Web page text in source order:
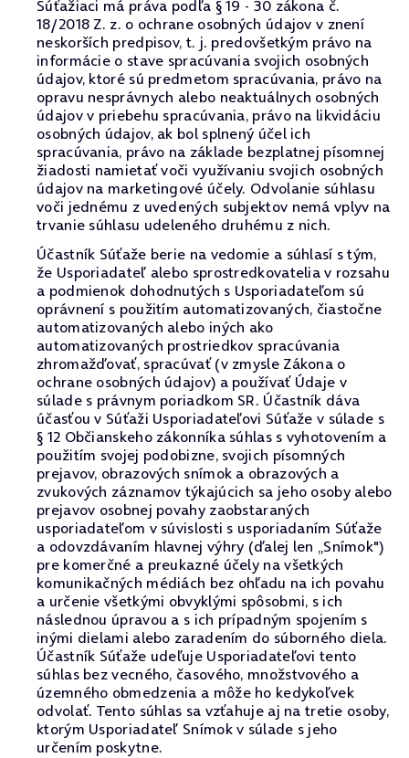
Súťažiaci má práva podľa § 19 - 30 zákona č.
18/2018 Z. z. o ochrane osobných údajov v znení
neskorších predpisov, t. j. predovšetkým právo na
informácie o stave spracúvania svojich osobných
údajov, ktoré sú predmetom spracúvania, právo na
opravu nesprávnych alebo neaktuálnych osobných
údajov v priebehu spracúvania, právo na likvidáciu
osobných údajov, ak bol splnený účel ich
spracúvania, právo na základe bezplatnej písomnej
žiadosti namietať voči využívaniu svojich osobných
údajov na marketingové účely. Odvolanie súhlasu
voči jednému z uvedených subjektov nemá vplyv na
trvanie súhlasu udeleného druhému z nich.
Účastník Súťaže berie na vedomie a súhlasí s tým,
že Usporiadateľ alebo sprostredkovatelia v rozsahu
a podmienok dohodnutých s Usporiadateľom sú
oprávnení s použitím automatizovaných, čiastočne
automatizovaných alebo iných ako
automatizovaných prostriedkov spracúvania
zhromažďovať, spracúvať (v zmysle Zákona o
ochrane osobných údajov) a používať Údaje v
súlade s právnym poriadkom SR. Účastník dáva
účasťou v Súťaži Usporiadateľovi Súťaže v súlade s
§ 12 Občianskeho zákonníka súhlas s vyhotovením a
použitím svojej podobizne, svojich písomných
prejavov, obrazových snímok a obrazových a
zvukových záznamov týkajúcich sa jeho osoby alebo
prejavov osobnej povahy zaobstaraných
usporiadateľom v súvislosti s usporiadaním Súťaže
a odovzdávaním hlavnej výhry (ďalej len „Snímok")
pre komerčné a preukazné účely na všetkých
komunikačných médiách bez ohľadu na ich povahu
a určenie všetkými obvyklými spôsobmi, s ich
následnou úpravou a s ich prípadným spojením s
inými dielami alebo zaradením do súborného diela.
Účastník Súťaže udeľuje Usporiadateľovi tento
súhlas bez vecného, časového, množstvového a
územného obmedzenia a môže ho kedykoľvek
odvolať. Tento súhlas sa vzťahuje aj na tretie osoby,
ktorým Usporiadateľ Snímok v súlade s jeho
určením poskytne.